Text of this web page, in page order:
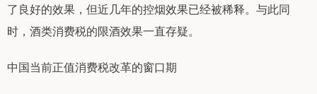
了良好的效果，但近几年的控烟效果已经被稀释。与此同
时，酒类消费税的限酒效果一直存疑。
中国当前正值消费税改革的窗口期